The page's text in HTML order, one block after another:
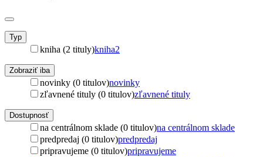
Typ
kniha (2 tituly)kniha2
Zobraziť iba
novinky (0 titulov)novinky
zľavnené tituly (0 titulov)zľavnené tituly
Dostupnosť
na centrálnom sklade (0 titulov)na centrálnom sklade
predpredaj (0 titulov)predpredaj
pripravujeme (0 titulov)pripravujeme